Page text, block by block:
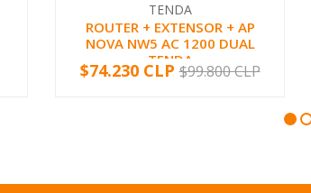
TENDA
ROUTER + EXTENSOR + AP
NOVA NW5 AC 1200 DUAL
TENDA
+
-$74.230 CLP $99.800 CLP